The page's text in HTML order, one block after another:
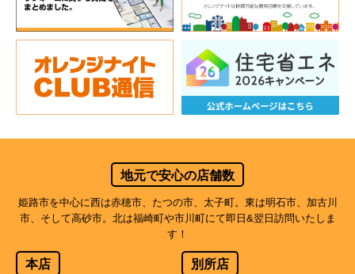
地元で安心の店舗数
姫路市を中心に西は赤穂市、たつの市、太子町。東は明石市、加古川
市、そして高砂市。北は福崎町や市川町にて即日&翌日訪問いたしま
す！
本店 別所店